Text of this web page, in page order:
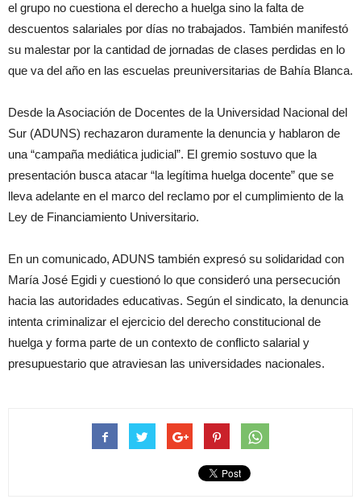
el grupo no cuestiona el derecho a huelga sino la falta de
descuentos salariales por días no trabajados. También manifestó
su malestar por la cantidad de jornadas de clases perdidas en lo
que va del año en las escuelas preuniversitarias de Bahía Blanca.
Desde la Asociación de Docentes de la Universidad Nacional del
Sur (ADUNS) rechazaron duramente la denuncia y hablaron de
una “campaña mediática judicial”. El gremio sostuvo que la
presentación busca atacar “la legítima huelga docente” que se
lleva adelante en el marco del reclamo por el cumplimiento de la
Ley de Financiamiento Universitario.
En un comunicado, ADUNS también expresó su solidaridad con
María José Egidi y cuestionó lo que consideró una persecución
hacia las autoridades educativas. Según el sindicato, la denuncia
intenta criminalizar el ejercicio del derecho constitucional de
huelga y forma parte de un contexto de conflicto salarial y
presupuestario que atraviesan las universidades nacionales.